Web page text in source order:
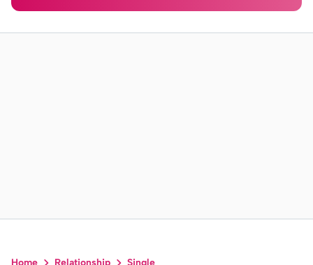
Home Relationship Single